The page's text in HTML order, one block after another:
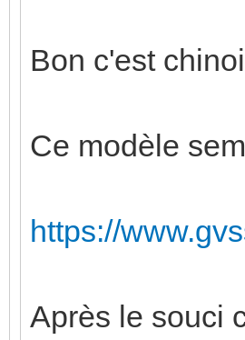
Bon c'est
Ce modèle
https://
Après le souci